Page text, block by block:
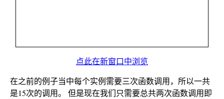
点此在新窗口中浏览
在之前的例子当中每个实例需要三次函数调用，所以一共
是15次的调用。 但是现在我们只需要总共两次函数调用即